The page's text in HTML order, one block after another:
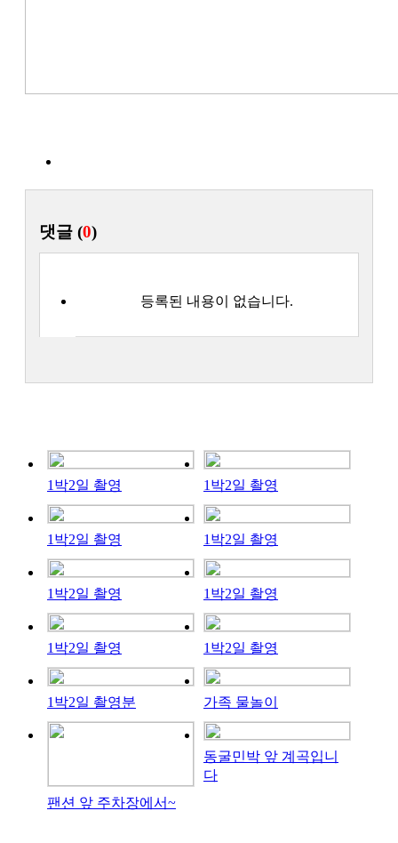
댓글 (0)
등록된 내용이 없습니다.
1박2일 촬영 1박2일 촬영
1박2일 촬영 1박2일 촬영
1박2일 촬영 1박2일 촬영
1박2일 촬영 1박2일 촬영
1박2일 촬영분 가족 물놀이
팬션 앞 주차장에서~
동굴민박 앞 계곡입니
다